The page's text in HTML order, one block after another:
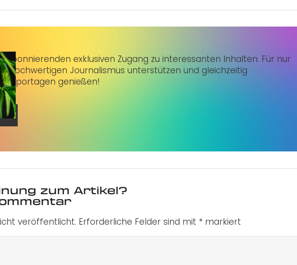
exklusiven Zugang zu interessanten Inhalten. Für nur
hochwertigen Journalismus unterstützen und gleichzeitig
Reportagen genießen!
zum Artikel?
veröffentlicht. Erforderliche Felder sind mit * markiert